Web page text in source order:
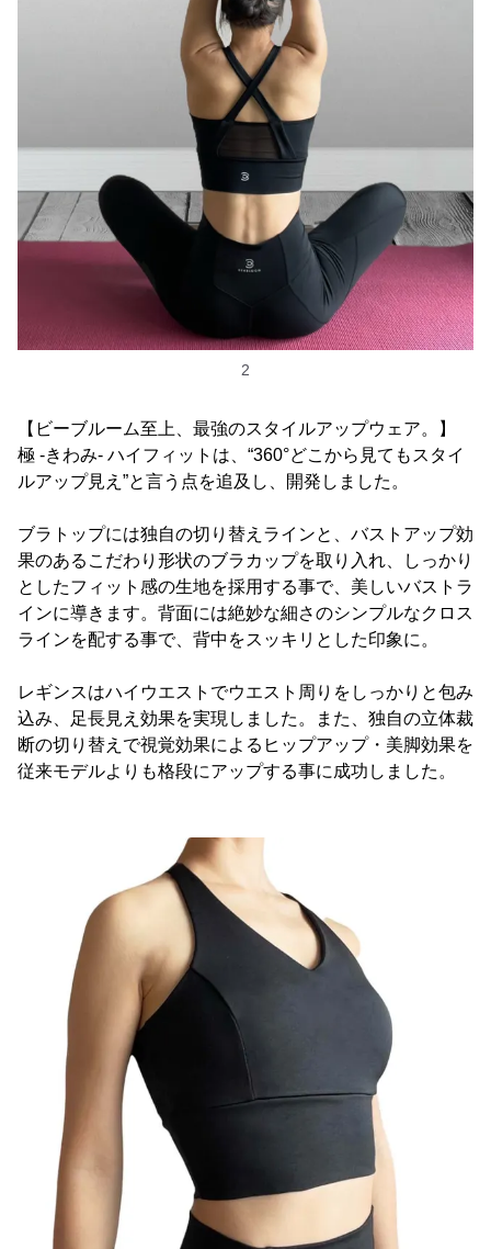
2
【ビーブルーム至上、最強のスタイルアップウェア。】
極 -きわみ- ハイフィットは、“360°どこから見てもスタイ
ルアップ見え”と言う点を追及し、開発しました。
ブラトップには独自の切り替えラインと、バストアップ効
果のあるこだわり形状のブラカップを取り入れ、しっかり
としたフィット感の生地を採用する事で、美しいバストラ
インに導きます。背面には絶妙な細さのシンプルなクロス
ラインを配する事で、背中をスッキリとした印象に。
レギンスはハイウエストでウエスト周りをしっかりと包み
込み、足長見え効果を実現しました。また、独自の立体裁
断の切り替えで視覚効果によるヒップアップ・美脚効果を
従来モデルよりも格段にアップする事に成功しました。